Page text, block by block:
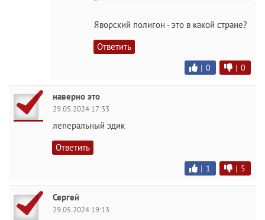
Яворский полигон - это в какой стране?
Ответить
| 0 | 0
наверно это
29.05.2024 17:33
леперальный эдик
Ответить
| 1 | 5
Сергей
29.05.2024 19:13